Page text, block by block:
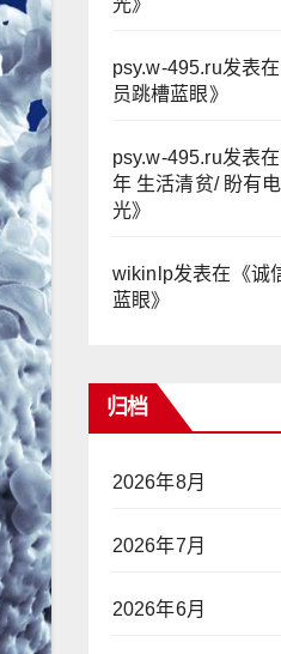
光》
psy.w-495.ru发表
员跳槽蓝眼》
psy.w-495.ru发表
年 生活清贫/ 盼有
光》
wikinlp发表在《诚
蓝眼》
归档
2026年8月
2026年7月
2026年6月